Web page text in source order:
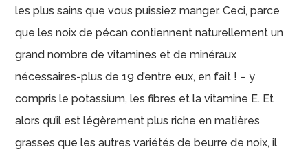
les plus sains que vous puissiez manger. Ceci, parce
que les noix de pécan contiennent naturellement un
grand nombre de vitamines et de minéraux
nécessaires-plus de 19 d’entre eux, en fait ! – y
compris le potassium, les fibres et la vitamine E. Et
alors qu’il est légèrement plus riche en matières
grasses que les autres variétés de beurre de noix, il